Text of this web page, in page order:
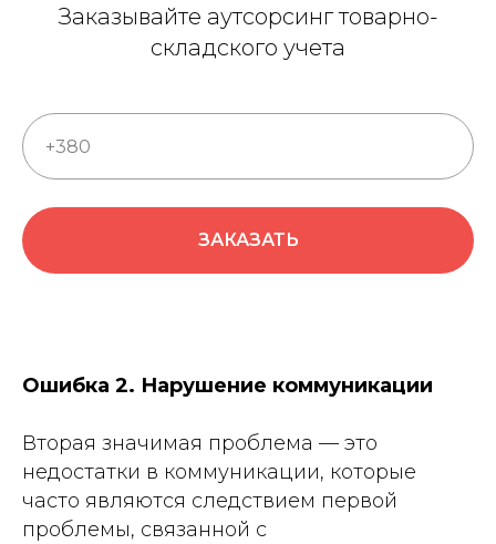
Заказывайте аутсорсинг товарно-
складского учета
ЗАКАЗАТЬ
Ошибка 2. Нарушение коммуникации
Вторая значимая проблема — это
недостатки в коммуникации, которые
часто являются следствием первой
проблемы, связанной с